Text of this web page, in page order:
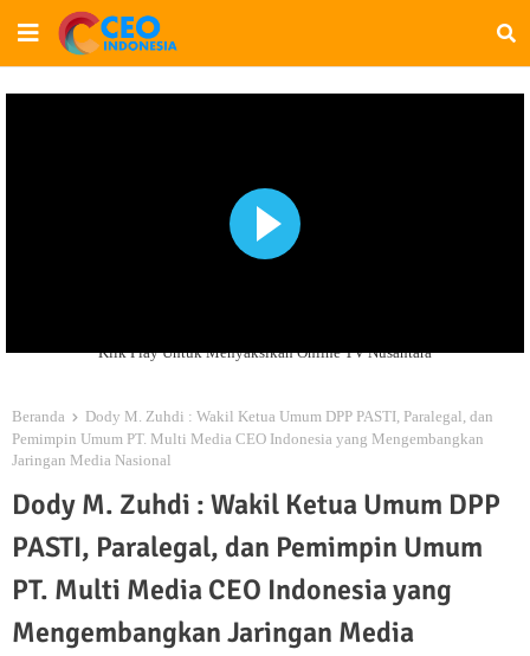
Klik Play Untuk Menyaksikan Online TV Nusantara
Beranda
Dody M. Zuhdi : Wakil Ketua Umum DPP PASTI, Paralegal, dan
Pemimpin Umum PT. Multi Media CEO Indonesia yang Mengembangkan
Jaringan Media Nasional
Dody M. Zuhdi : Wakil Ketua Umum DPP
PASTI, Paralegal, dan Pemimpin Umum
PT. Multi Media CEO Indonesia yang
Mengembangkan Jaringan Media